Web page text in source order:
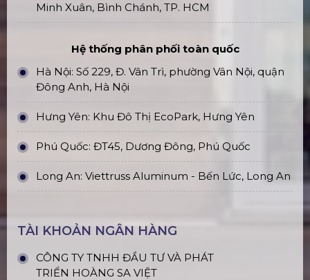
Minh Xuân, Bình Chánh, TP. HCM
Hệ thống phân phối toàn quốc
Hà Nội: Số 229, Đ. Vân Trì, phường Vân Nội, quận
Đông Anh, Hà Nội
Hưng Yên: Khu Đô Thị EcoPark, Hưng Yên
Phú Quốc: ĐT45, Dương Đông, Phú Quốc
Long An: Viettruss Aluminum - Bến Lức, Long An
TÀI KHOẢN NGÂN HÀNG
CÔNG TY TNHH ĐẦU TƯ VÀ PHÁT
TRIỂN HOÀNG SA VIỆT